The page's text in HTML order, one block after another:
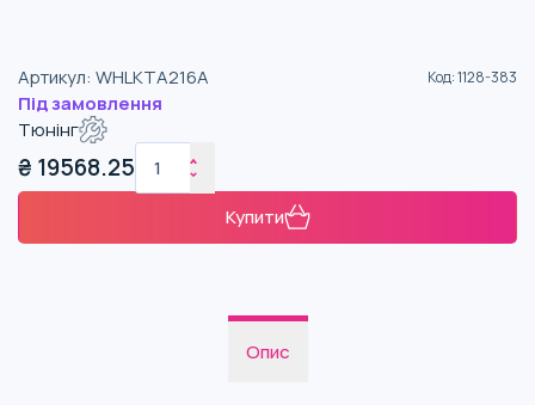
Артикул: WHLKTA216A Код:1128-383
Під замовлення
Тюнінг
₴ 19568.25
Купити
Опис